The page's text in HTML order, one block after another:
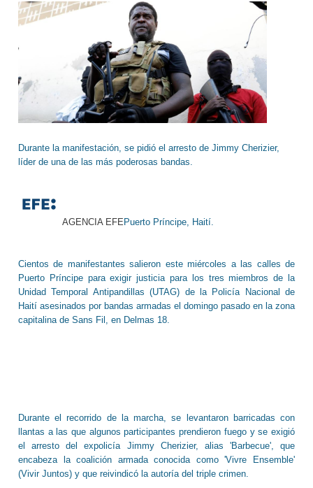
Durante la manifestación, se pidió el arresto de Jimmy Cherizier,
líder de una de las más poderosas bandas.
AGENCIA EFE Puerto Príncipe, Haití.
Cientos de manifestantes salieron este miércoles a las calles de
Puerto Príncipe para exigir justicia para los tres miembros de la
Unidad Temporal Antipandillas (UTAG) de la Policía Nacional de
Haití asesinados por bandas armadas el domingo pasado en la zona
capitalina de Sans Fil, en Delmas 18.
Durante el recorrido de la marcha, se levantaron barricadas con
llantas a las que algunos participantes prendieron fuego y se exigió
el arresto del expolicía Jimmy Cherizier, alias 'Barbecue', que
encabeza la coalición armada conocida como 'Vivre Ensemble'
(Vivir Juntos) y que reivindicó la autoría del triple crimen.